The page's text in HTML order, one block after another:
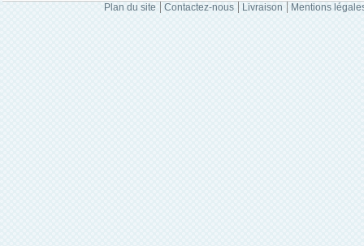
Plan du site Contactez-nous Livraison Mentions